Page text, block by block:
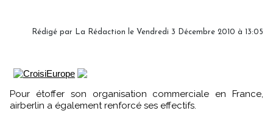
Rédigé par La Rédaction le Vendredi 3 Décembre 2010 à 13:05
Pour étoffer son organisation commerciale en France,
airberlin a également renforcé ses effectifs.